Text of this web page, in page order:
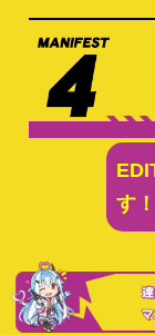
す！